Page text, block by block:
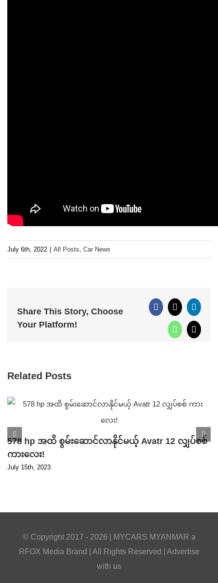
July 6th, 2022 All Posts, Car News
Share This Story, Choose
Your Platform!
Facebook
X
WhatsApp
Email
Related Posts
578 hp အထိ စွမ်းဆောင်လာနိုင်မယ့် Avatr 12 လျှပ်စစ်
ကားလေး!
July 15th, 2023
© Copyright 2017 - 2026 | MYCARS MYANMAR a
RFOX Media Brand | All Rights Reserved | Advertise
with us